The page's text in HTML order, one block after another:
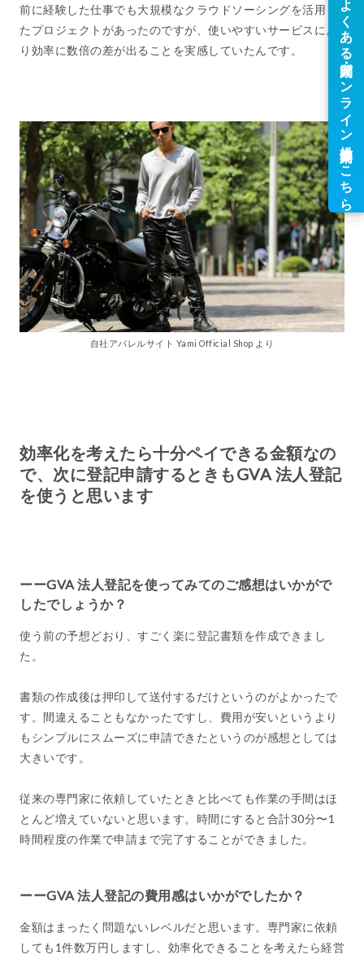
前に経験した仕事でも大規模なクラウドソーシングを活用し
たプロジェクトがあったのですが、使いやすいサービスによ
り効率に数倍の差が出ることを実感していたんです。
自社アパレルサイト Yami Official Shop より
効率化を考えたら十分ペイできる金額なの
で、次に登記申請するときもGVA 法人登記
を使うと思います
ーーGVA 法人登記を使ってみてのご感想はいかがで
したでしょうか？
使う前の予想どおり、すごく楽に登記書類を作成できまし
た。
書類の作成後は押印して送付するだけというのがよかったで
す。間違えることもなかったですし、費用が安いというより
もシンプルにスムーズに申請できたというのが感想としては
大きいです。
従来の専門家に依頼していたときと比べても作業の手間はほ
とんど増えていないと思います。時間にすると合計30分〜1
時間程度の作業で申請まで完了することができました。
ーーGVA 法人登記の費用感はいかがでしたか？
金額はまったく問題ないレベルだと思います。専門家に依頼
しても1件数万円しますし、効率化できることを考えたら経営